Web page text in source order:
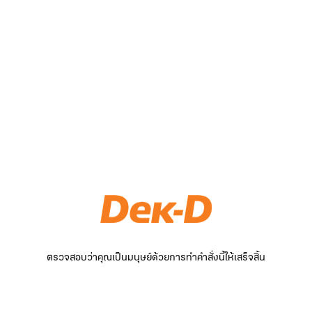
ตรวจสอบว่าคุณเป็นมนุษย์ด้วยการทำคำสั่งนี้ให้เสร็จสิ้น